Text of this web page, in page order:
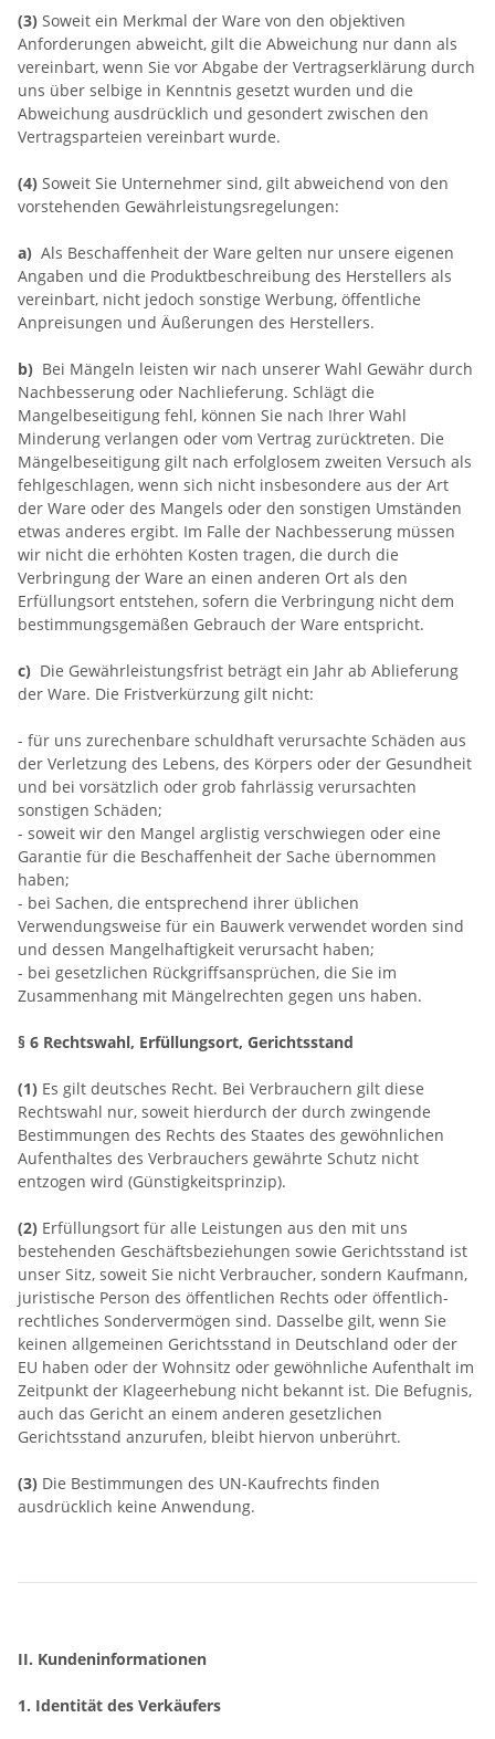
(3) Soweit ein Merkmal der Ware von den objektiven
Anforderungen abweicht, gilt die Abweichung nur dann als
vereinbart, wenn Sie vor Abgabe der Vertragserklärung durch
uns über selbige in Kenntnis gesetzt wurden und die
Abweichung ausdrücklich und gesondert zwischen den
Vertragsparteien vereinbart wurde.
(4) Soweit Sie Unternehmer sind, gilt abweichend von den
vorstehenden Gewährleistungsregelungen:
a) Als Beschaffenheit der Ware gelten nur unsere eigenen
Angaben und die Produktbeschreibung des Herstellers als
vereinbart, nicht jedoch sonstige Werbung, öffentliche
Anpreisungen und Äußerungen des Herstellers.
b) Bei Mängeln leisten wir nach unserer Wahl Gewähr durch
Nachbesserung oder Nachlieferung. Schlägt die
Mangelbeseitigung fehl, können Sie nach Ihrer Wahl
Minderung verlangen oder vom Vertrag zurücktreten. Die
Mängelbeseitigung gilt nach erfolglosem zweiten Versuch als
fehlgeschlagen, wenn sich nicht insbesondere aus der Art
der Ware oder des Mangels oder den sonstigen Umständen
etwas anderes ergibt. Im Falle der Nachbesserung müssen
wir nicht die erhöhten Kosten tragen, die durch die
Verbringung der Ware an einen anderen Ort als den
Erfüllungsort entstehen, sofern die Verbringung nicht dem
bestimmungsgemäßen Gebrauch der Ware entspricht.
c) Die Gewährleistungsfrist beträgt ein Jahr ab Ablieferung
der Ware. Die Fristverkürzung gilt nicht:
- für uns zurechenbare schuldhaft verursachte Schäden aus
der Verletzung des Lebens, des Körpers oder der Gesundheit
und bei vorsätzlich oder grob fahrlässig verursachten
sonstigen Schäden;
- soweit wir den Mangel arglistig verschwiegen oder eine
Garantie für die Beschaffenheit der Sache übernommen
haben;
- bei Sachen, die entsprechend ihrer üblichen
Verwendungsweise für ein Bauwerk verwendet worden sind
und dessen Mangelhaftigkeit verursacht haben;
- bei gesetzlichen Rückgriffsansprüchen, die Sie im
Zusammenhang mit Mängelrechten gegen uns haben.
§ 6 Rechtswahl, Erfüllungsort, Gerichtsstand
(1) Es gilt deutsches Recht. Bei Verbrauchern gilt diese
Rechtswahl nur, soweit hierdurch der durch zwingende
Bestimmungen des Rechts des Staates des gewöhnlichen
Aufenthaltes des Verbrauchers gewährte Schutz nicht
entzogen wird (Günstigkeitsprinzip).
(2) Erfüllungsort für alle Leistungen aus den mit uns
bestehenden Geschäftsbeziehungen sowie Gerichtsstand ist
unser Sitz, soweit Sie nicht Verbraucher, sondern Kaufmann,
juristische Person des öffentlichen Rechts oder öffentlich-
rechtliches Sondervermögen sind. Dasselbe gilt, wenn Sie
keinen allgemeinen Gerichtsstand in Deutschland oder der
EU haben oder der Wohnsitz oder gewöhnliche Aufenthalt im
Zeitpunkt der Klageerhebung nicht bekannt ist. Die Befugnis,
auch das Gericht an einem anderen gesetzlichen
Gerichtsstand anzurufen, bleibt hiervon unberührt.
(3) Die Bestimmungen des UN-Kaufrechts finden
ausdrücklich keine Anwendung.
II. Kundeninformationen
1. Identität des Verkäufers